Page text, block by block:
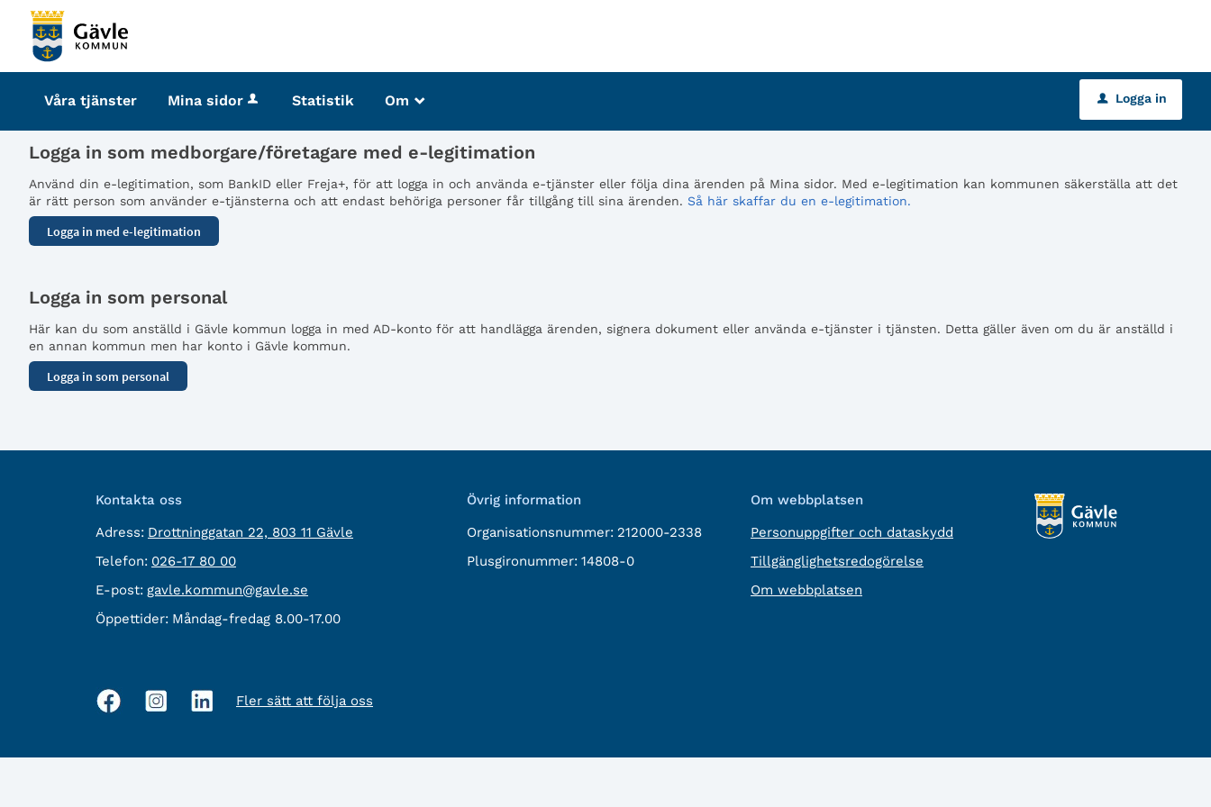
Välkommen
tjänster
Gävle
kommun
Våra tjänster Mina sidor Statistik Om _ u Logga in
Logga in som medborgare/företagare med e-legitimation
Använd din e-legitimation, som BankID eller Freja+, för att logga in och använda e-tjänster eller följa dina ärenden på Mina sidor. Med e-legitimation kan kommunen säkerställa att det
är rätt person som använder e-tjänsterna och att endast behöriga personer får tillgång till sina ärenden. Så här skaffar du en e-legitimation.
Logga in som personal
Här kan du som anställd i Gävle kommun logga in med AD-konto för att handlägga ärenden, signera dokument eller använda e-tjänster i tjänsten. Detta gäller även om du är anställd i
en annan kommun men har konto i Gävle kommun.
Kontakta oss
Adress: besöksadress:
Drottninggatan 22, 803 11 Gävle
Telefon: Telefon:
026-17 80 00
E-post: E-
post:
gavle.kommun@gavle.se
Öppettider: Måndag-fredag 8.00-17.00
Övrig information
Organisationsnummer: 212000-2338
Plusgironummer: 14808-0
Om webbplatsen
Personuppgifter och dataskydd
Tillgänglighetsredogörelse
Om webbplatsen
Sociala
Fler sätt att följa oss